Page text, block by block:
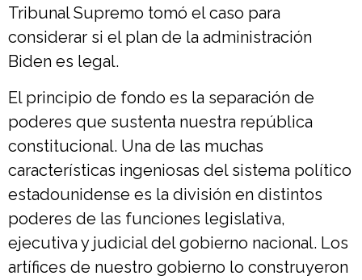
Tribunal Supremo tomó el caso para
considerar si el plan de la administración
Biden es legal.
El principio de fondo es la separación de
poderes que sustenta nuestra república
constitucional. Una de las muchas
características ingeniosas del sistema político
estadounidense es la división en distintos
poderes de las funciones legislativa,
ejecutiva y judicial del gobierno nacional. Los
artífices de nuestro gobierno lo construyeron